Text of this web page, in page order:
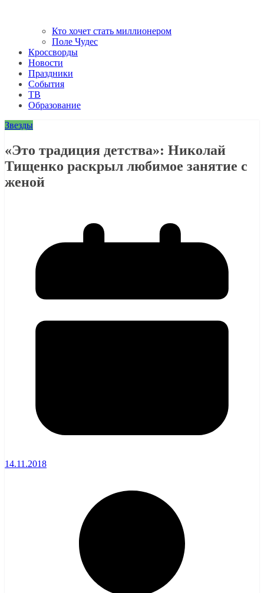
Кто хочет стать миллионером
Поле Чудес
Кроссворды
Новости
Праздники
События
ТВ
Образование
Звезды
«Это традиция детства»: Николай
Тищенко раскрыл любимое занятие с
женой
14.11.2018